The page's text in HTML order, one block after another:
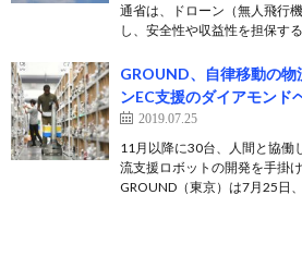
通省は、ドローン（無人飛行
し、安全性や収益性を担保す
GROUND、自律移動の物
ンEC支援のダイアモンド
2019.07.25
11月以降に30台、人間と協働
流支援ロボットの開発を手掛
GROUND（東京）は7月25日